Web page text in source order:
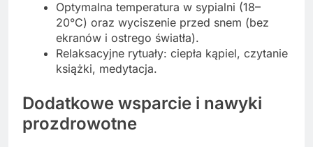
Optymalna temperatura w sypialni (18–
20°C) oraz wyciszenie przed snem (bez
ekranów i ostrego światła).
Relaksacyjne rytuały: ciepła kąpiel, czytanie
książki, medytacja.
Dodatkowe wsparcie i nawyki
prozdrowotne